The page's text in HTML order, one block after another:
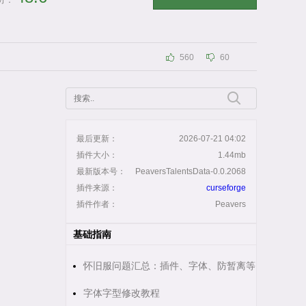
560 60
最后更新：
2026-07-21 04:02
插件大小：
1.44mb
最新版本号：
PeaversTalentsData-0.0.2068
插件来源：
curseforge
插件作者：
Peavers
基础指南
怀旧服问题汇总：插件、字体、防暂离等
字体字型修改教程